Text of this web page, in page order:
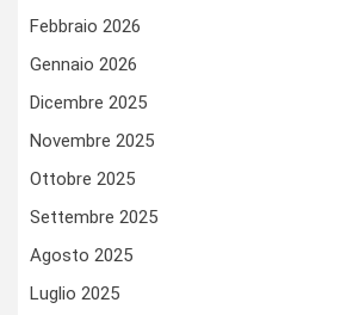
Febbraio 2026
Gennaio 2026
Dicembre 2025
Novembre 2025
Ottobre 2025
Settembre 2025
Agosto 2025
Luglio 2025